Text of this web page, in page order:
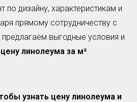
по дизайну, характеристикам и
прямому сотрудничеству с
выгодные условия и
цену линолеума за м².
узнать цену линолеума и